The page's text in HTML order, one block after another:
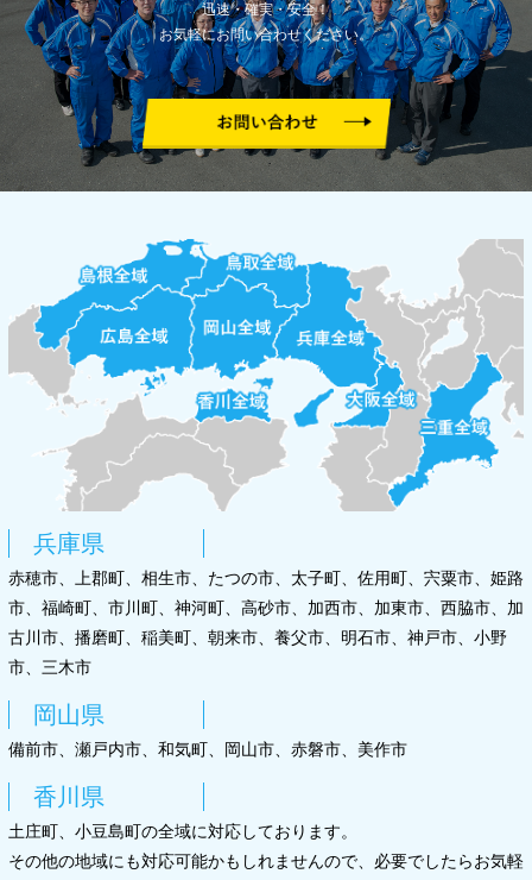
迅速・確実・安全！
お気軽にお問い合わせください。
兵庫県
赤穂市、上郡町、相生市、たつの市、太子町、佐用町、宍粟市、姫路
市、福崎町、市川町、神河町、高砂市、加西市、加東市、西脇市、加
古川市、播磨町、稲美町、朝来市、養父市、明石市、神戸市、小野
市、三木市
岡山県
備前市、瀬戸内市、和気町、岡山市、赤磐市、美作市
香川県
土庄町、小豆島町の全域に対応しております。
その他の地域にも対応可能かもしれませんので、必要でしたらお気軽